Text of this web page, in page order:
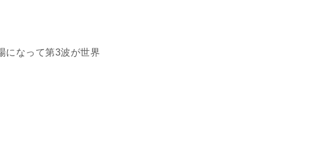
になって第3波が世界